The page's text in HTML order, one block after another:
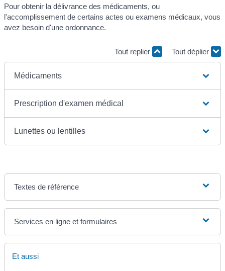
Pour obtenir la délivrance des médicaments, ou
l'accomplissement de certains actes ou examens médicaux, vous
avez besoin d'une ordonnance.
Tout replier Tout déplier
Médicaments
Prescription d'examen médical
Lunettes ou lentilles
Textes de référence
Services en ligne et formulaires
Et aussi